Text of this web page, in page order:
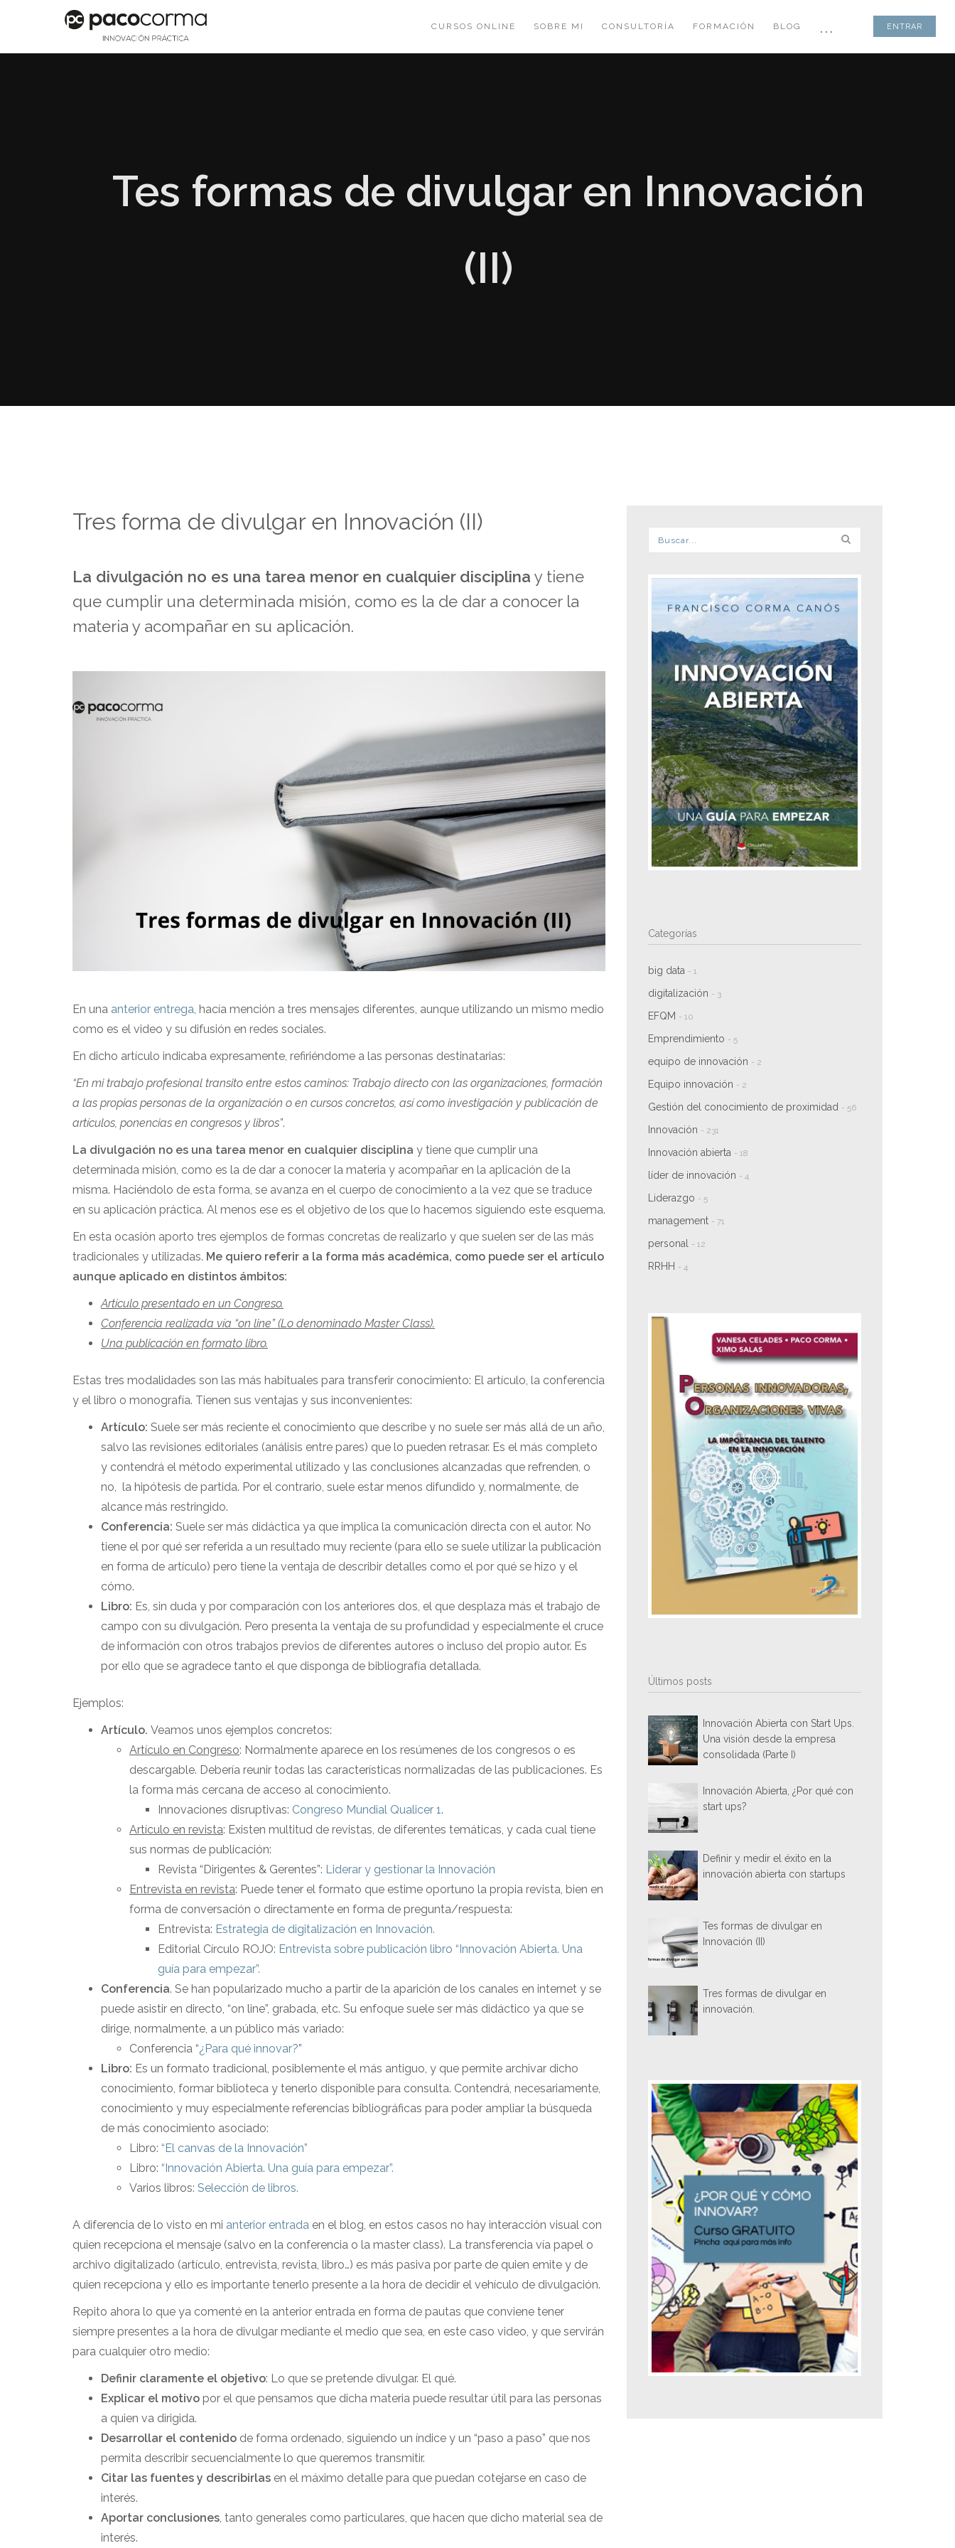
CURSOS ONLINE SOBRE MI CONSULTORÍA FORMACIÓN BLOG ... ENTRAR
Tes formas de divulgar en Innovación
(II)
Tres forma de divulgar en Innovación (II)
La divulgación no es una tarea menor en cualquier disciplina y tiene
que cumplir una determinada misión, como es la de dar a conocer la
materia y acompañar en su aplicación.
En una anterior entrega, hacía mención a tres mensajes diferentes, aunque utilizando un mismo medio
como es el video y su difusión en redes sociales.
En dicho artículo indicaba expresamente, refiriéndome a las personas destinatarias:
“En mi trabajo profesional transito entre estos caminos: Trabajo directo con las organizaciones, formación
a las propias personas de la organización o en cursos concretos, así como investigación y publicación de
artículos, ponencias en congresos y libros”.
La divulgación no es una tarea menor en cualquier disciplina y tiene que cumplir una
determinada misión, como es la de dar a conocer la materia y acompañar en la aplicación de la
misma. Haciéndolo de esta forma, se avanza en el cuerpo de conocimiento a la vez que se traduce
en su aplicación práctica. Al menos ese es el objetivo de los que lo hacemos siguiendo este esquema.
En esta ocasión aporto tres ejemplos de formas concretas de realizarlo y que suelen ser de las más
tradicionales y utilizadas. Me quiero referir a la forma más académica, como puede ser el artículo
aunque aplicado en distintos ámbitos:
Artículo presentado en un Congreso.
Conferencia realizada vía “on line” (Lo denominado Master Class).
Una publicación en formato libro.
Estas tres modalidades son las más habituales para transferir conocimiento: El artículo, la conferencia
y el libro o monografía. Tienen sus ventajas y sus inconvenientes:
Artículo: Suele ser más reciente el conocimiento que describe y no suele ser más allá de un año,
salvo las revisiones editoriales (análisis entre pares) que lo pueden retrasar. Es el más completo
y contendrá el método experimental utilizado y las conclusiones alcanzadas que refrenden, o
no, la hipótesis de partida. Por el contrario, suele estar menos difundido y, normalmente, de
alcance más restringido.
Conferencia: Suele ser más didáctica ya que implica la comunicación directa con el autor. No
tiene el por qué ser referida a un resultado muy reciente (para ello se suele utilizar la publicación
en forma de artículo) pero tiene la ventaja de describir detalles como el por qué se hizo y el
cómo.
Libro: Es, sin duda y por comparación con los anteriores dos, el que desplaza más el trabajo de
campo con su divulgación. Pero presenta la ventaja de su profundidad y especialmente el cruce
de información con otros trabajos previos de diferentes autores o incluso del propio autor. Es
por ello que se agradece tanto el que disponga de bibliografía detallada.
Ejemplos:
Artículo. Veamos unos ejemplos concretos:
Artículo en Congreso: Normalmente aparece en los resúmenes de los congresos o es
descargable. Debería reunir todas las características normalizadas de las publicaciones. Es
la forma más cercana de acceso al conocimiento.
Innovaciones disruptivas: Congreso Mundial Qualicer 1.
Artículo en revista: Existen multitud de revistas, de diferentes temáticas, y cada cual tiene
sus normas de publicación:
Revista “Dirigentes & Gerentes”: Liderar y gestionar la Innovación
Entrevista en revista: Puede tener el formato que estime oportuno la propia revista, bien en
forma de conversación o directamente en forma de pregunta/respuesta:
Entrevista: Estrategia de digitalización en Innovación.
Editorial Círculo ROJO: Entrevista sobre publicación libro “Innovación Abierta. Una
guía para empezar”.
Conferencia. Se han popularizado mucho a partir de la aparición de los canales en internet y se
puede asistir en directo, “on line”, grabada, etc. Su enfoque suele ser más didáctico ya que se
dirige, normalmente, a un público más variado:
Conferencia “¿Para qué innovar?”
Libro: Es un formato tradicional, posiblemente el más antiguo, y que permite archivar dicho
conocimiento, formar biblioteca y tenerlo disponible para consulta. Contendrá, necesariamente,
conocimiento y muy especialmente referencias bibliográficas para poder ampliar la búsqueda
de más conocimiento asociado:
Libro: “El canvas de la Innovación”
Libro: “Innovación Abierta. Una guía para empezar”.
Varios libros: Selección de libros.
A diferencia de lo visto en mi anterior entrada en el blog, en estos casos no hay interacción visual con
quien recepciona el mensaje (salvo en la conferencia o la master class). La transferencia vía papel o
archivo digitalizado (artículo, entrevista, revista, libro…) es más pasiva por parte de quien emite y de
quien recepciona y ello es importante tenerlo presente a la hora de decidir el vehículo de divulgación.
Repito ahora lo que ya comenté en la anterior entrada en forma de pautas que conviene tener
siempre presentes a la hora de divulgar mediante el medio que sea, en este caso video, y que servirán
para cualquier otro medio:
Definir claramente el objetivo: Lo que se pretende divulgar. El qué.
Explicar el motivo por el que pensamos que dicha materia puede resultar útil para las personas
a quien va dirigida.
Desarrollar el contenido de forma ordenado, siguiendo un índice y un “paso a paso” que nos
permita describir secuencialmente lo que queremos transmitir.
Citar las fuentes y describirlas en el máximo detalle para que puedan cotejarse en caso de
interés.
Aportar conclusiones, tanto generales como particulares, que hacen que dicho material sea de
interés.
Formulario de búsqueda
Categorías
big data - 1
digitalización - 3
EFQM - 10
Emprendimiento - 5
equipo de innovación - 2
Equipo innovación - 2
Gestión del conocimiento de proximidad - 56
Innovación - 231
Innovación abierta - 18
líder de innovación - 4
Liderazgo - 5
management - 71
personal - 12
RRHH - 4
Últimos posts
Innovación Abierta con Start Ups.
Una visión desde la empresa
consolidada (Parte I)
Innovación Abierta, ¿Por qué con
start ups?
Definir y medir el éxito en la
innovación abierta con startups
Tes formas de divulgar en
Innovación (II)
Tres formas de divulgar en
innovación.